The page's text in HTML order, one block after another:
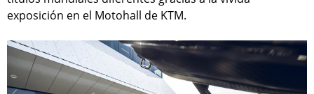
exposición en el Motohall de KTM.